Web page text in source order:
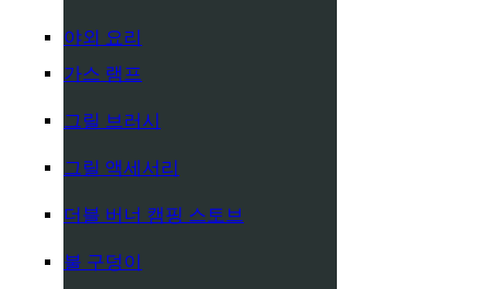
야외 요리
가스 램프
그릴 브러시
그릴 액세서리
더블 버너 캠핑 스토브
불 구덩이